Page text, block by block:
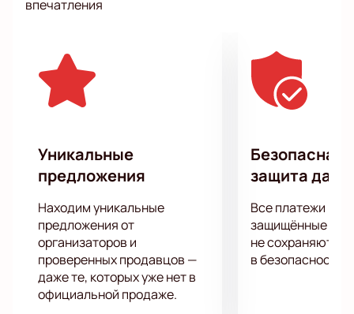
в интерактивном стиле. У многих девушек даже
концерте, а в гостях у хорошо знакомой подруги.
Наташа поведает публике свои самые сокровенное
мысли. С юмором и долей самоиронии она обсудит
такие темы, как развод, поиск второй половинки и
подробности своей личной жизни и постарается
дать советы другим девушкам, как поступать в той
или иной ситуации.
Услышать все последние шутки в исполнении
участницы Stand Up вы сможете, купив билеты на
концерт Наташи Красновой сейчас на нашем сайте.
впечатления
Уникальные
предложения
Находим уникальные
предложения от
организаторов и
проверенных продавцов —
даже те, которых уже нет в
официальной продаже.
Безопасная
защита
Все платежи
защищённые
не сохраняются
в безопасности.